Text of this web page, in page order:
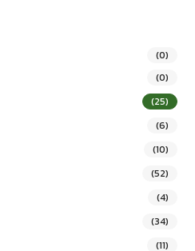
(0)
(0)
(25)
(6)
(10)
(52)
(4)
(34)
(11)